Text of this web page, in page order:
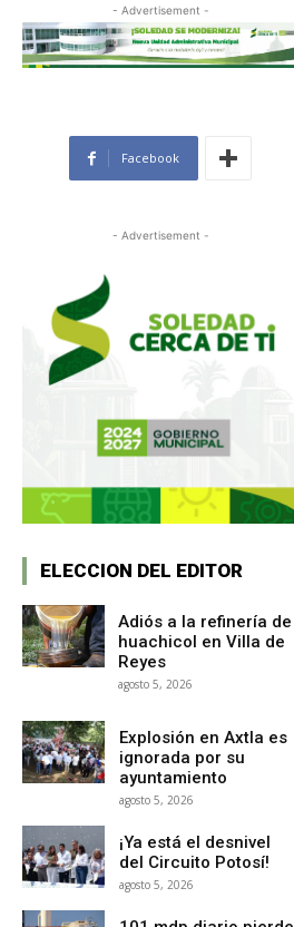
- Advertisement -
Facebook
- Advertisement -
ELECCION DEL EDITOR
Adiós a la refinería de
huachicol en Villa de
Reyes
agosto 5, 2026
Explosión en Axtla es
ignorada por su
ayuntamiento
agosto 5, 2026
¡Ya está el desnivel
del Circuito Potosí!
agosto 5, 2026